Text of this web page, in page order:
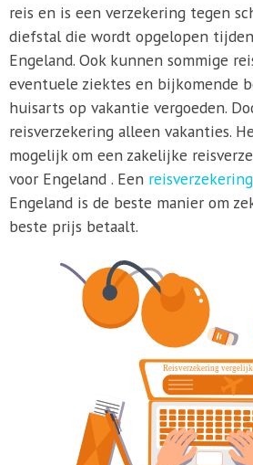
reis en is een verzekering tegen
diefstal die wordt opgelopen
Engeland. Ook kunnen sommige
eventuele ziektes en bijkomende
huisarts op vakantie vergoeden.
reisverzekering alleen vakanties.
mogelijk om een zakelijke
voor Engeland . Een
Engeland is de beste manier om
beste prijs betaalt.